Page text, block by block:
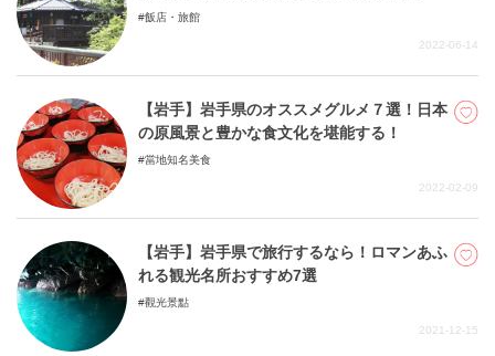
飯店・旅館
2022-06-14
【岩手】岩手県のオススメグルメ７選！日本
の原風景と豊かな食文化を堪能する！
當地知名美食
2022-02-09
【岩手】岩手県で旅行するなら！ロマンあふ
れる観光名所おすすめ7選
觀光景點
2021-12-15